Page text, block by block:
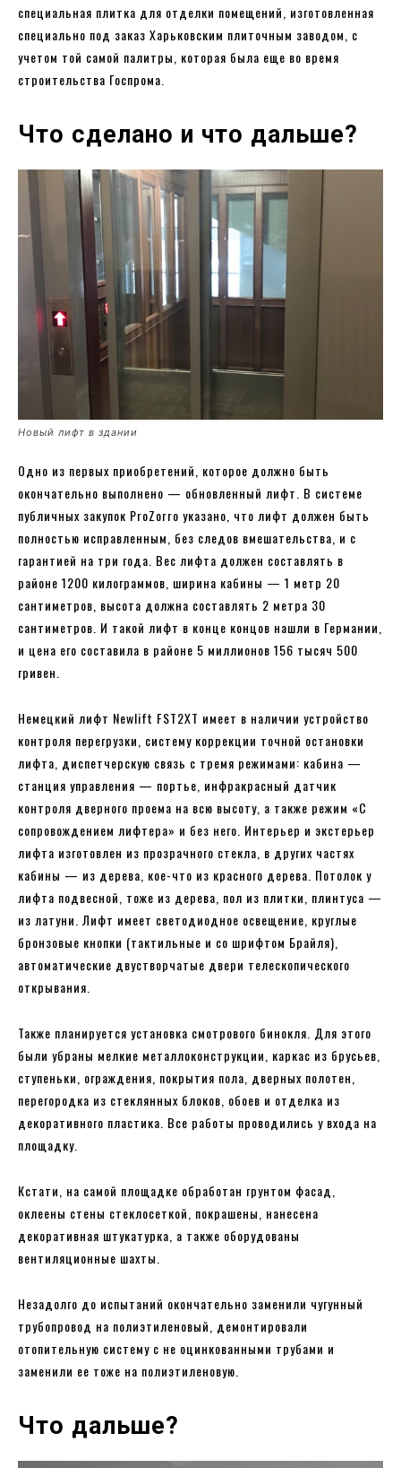
специальная плитка для отделки помещений, изготовленная
специально под заказ Харьковским плиточным заводом, с
учетом той самой палитры, которая была еще во время
строительства Госпрома.
Что сделано и что дальше?
Новый лифт в здании
Одно из первых приобретений, которое должно быть
окончательно выполнено — обновленный лифт. В системе
публичных закупок ProZorro указано, что лифт должен быть
полностью исправленным, без следов вмешательства, и с
гарантией на три года. Вес лифта должен составлять в
районе 1200 килограммов, ширина кабины — 1 метр 20
сантиметров, высота должна составлять 2 метра 30
сантиметров. И такой лифт в конце концов нашли в Германии,
и цена его составила в районе 5 миллионов 156 тысяч 500
гривен.
Немецкий лифт Newlift FST2XT имеет в наличии устройство
контроля перегрузки, систему коррекции точной остановки
лифта, диспетчерскую связь с тремя режимами: кабина —
станция управления — портье, инфракрасный датчик
контроля дверного проема на всю высоту, а также режим «С
сопровождением лифтера» и без него. Интерьер и экстерьер
лифта изготовлен из прозрачного стекла, в других частях
кабины — из дерева, кое-что из красного дерева. Потолок у
лифта подвесной, тоже из дерева, пол из плитки, плинтуса —
из латуни. Лифт имеет светодиодное освещение, круглые
бронзовые кнопки (тактильные и со шрифтом Брайля),
автоматические двустворчатые двери телескопического
открывания.
Также планируется установка смотрового бинокля. Для этого
были убраны мелкие металлоконструкции, каркас из брусьев,
ступеньки, ограждения, покрытия пола, дверных полотен,
перегородка из стеклянных блоков, обоев и отделка из
декоративного пластика. Все работы проводились у входа на
площадку.
Кстати, на самой площадке обработан грунтом фасад,
оклеены стены стеклосеткой, покрашены, нанесена
декоративная штукатурка, а также оборудованы
вентиляционные шахты.
Незадолго до испытаний окончательно заменили чугунный
трубопровод на полиэтиленовый, демонтировали
отопительную систему с не оцинкованными трубами и
заменили ее тоже на полиэтиленовую.
Что дальше?